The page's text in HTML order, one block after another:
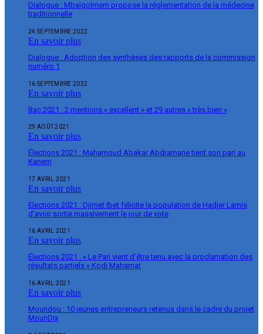
Dialogue : Mbaïgolmem propose la réglementation de la médecine
traditionnelle
24 SEPTEMBRE 2022
En savoir plus
Dialogue : Adoption des synthèses des rapports de la commission
numéro 1
16 SEPTEMBRE 2022
En savoir plus
Bac 2021 : 2 mentions « excellent » et 29 autres « très bien »
29 AOÛT 2021
En savoir plus
Élections 2021 : Mahamoud Abakar Abdramane tient son pari au
Kanem
17 AVRIL 2021
En savoir plus
Elections 2021 : Djimet Ibet félicite la population de Hadjer Lamis
d’avoir sortie massivement le jour de vote
16 AVRIL 2021
En savoir plus
Élections 2021 : « Le Pari vient d’être tenu avec la proclamation des
résultats partiels « Kodi Mahamat
16 AVRIL 2021
En savoir plus
Moundou : 10 jeunes entrepreneurs retenus dans le cadre du projet
MounDix